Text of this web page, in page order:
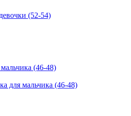
(52-54)
для мальчика (46-48)